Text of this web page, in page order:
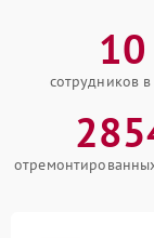
10
сотрудников